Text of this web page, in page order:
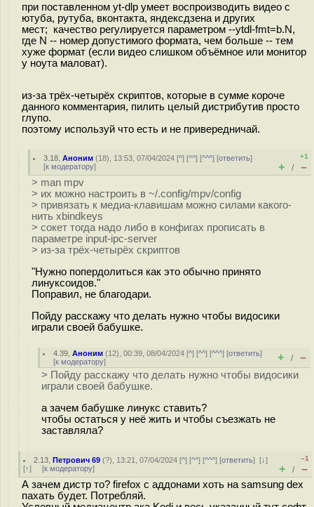
при поставленном yt-dlp умеет воспроизводить видео с
ютуба, рутуба, вконтакта, яндексдзена и других
мест; качество регулируется параметром --ytdl-fmt=b.N,
где N -- номер допустимого формата, чем больше -- тем
хуже формат (если видео слишком объёмное или монитор
у ноута маловат).
из-за трёх-четырёх скриптов, которые в сумме короче
данного комментария, пилить целый дистрибутив просто
глупо.
поэтому используй что есть и не привередничай.
3.18 ,Аноним (18), 13:53, 07/04/2024 [^] [^^] [^^^] [ответить]
[к модератору]
+1
+ / –
> man mpv
> их можно настроить в ~/.config/mpv/config
> привязать к медиа-клавишам можно силами какого-
нить xbindkeys
> сокет тогда надо либо в конфигах прописать в
параметре input-ipc-server
> из-за трёх-четырёх скриптов
"Нужно попердолиться как это обычно принято
линуксоидов."
Поправил, не благодари.
Пойду расскажу что делать нужно чтобы видосики
играли своей бабушке.
4.39 ,Аноним (12), 00:39, 08/04/2024 [^] [^^] [^^^] [ответить]
[к модератору] + / –
> Пойду расскажу что делать нужно чтобы видосики
играли своей бабушке.
а зачем бабушке линукс ставить?
чтобы остаться у неё жить и чтобы съезжать не
заставляла?
2.13 ,Петрович 69 (?), 13:21, 07/04/2024 [^] [^^] [^^^] [ответить][↓]
[↑] [к модератору]
–1
+ / –
А зачем дистр то? firefox с аддонами хоть на samsung dex
пахать будет. Потребляй.